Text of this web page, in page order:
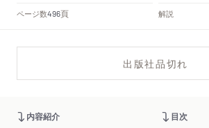
ページ数496頁 解説
出版社品切れ
内容紹介 目次